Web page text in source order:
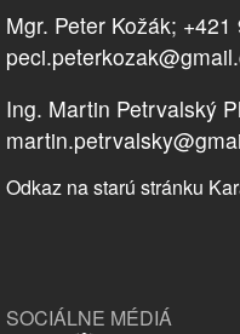
Mgr. Peter Kožák;
Ing. Martin Petrvalský
Odkaz na starú stránku
SOCIÁLNE MÉDIÁ